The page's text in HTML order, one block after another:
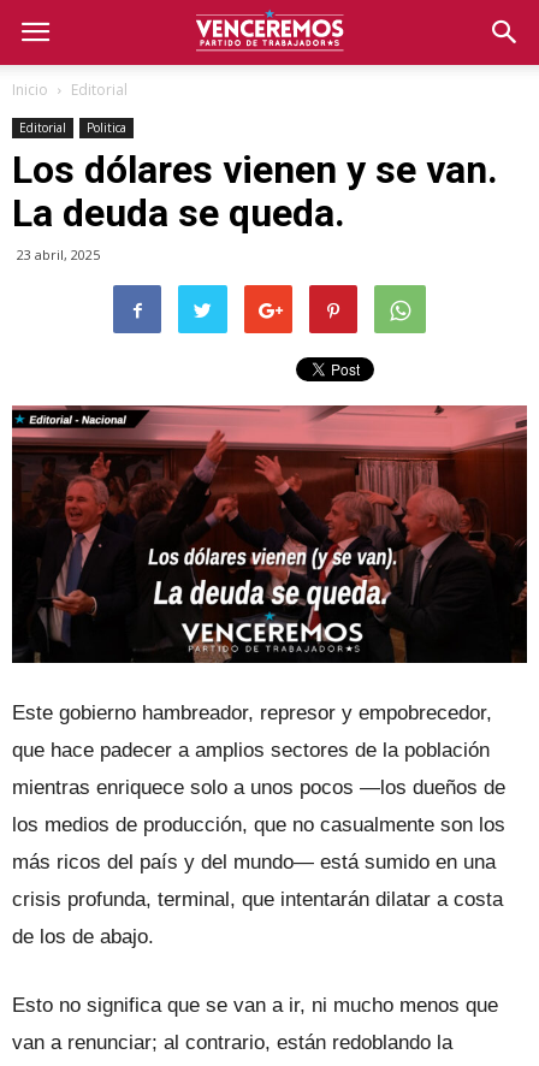
Inicio Editorial
Editorial Politica
Los dólares vienen y se van.
La deuda se queda.
23 abril, 2025
Este gobierno hambreador, represor y empobrecedor,
que hace padecer a amplios sectores de la población
mientras enriquece solo a unos pocos —los dueños de
los medios de producción, que no casualmente son los
más ricos del país y del mundo— está sumido en una
crisis profunda, terminal, que intentarán dilatar a costa
de los de abajo.
Esto no significa que se van a ir, ni mucho menos que
van a renunciar; al contrario, están redoblando la